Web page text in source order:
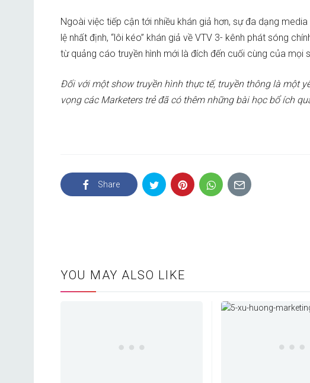
Ngoài việc tiếp cận tới nhiều khán giả hơn, sự đa dạng
lệ nhất định, “lôi kéo” khán giả về VTV 3- kênh phát sóng
từ quảng cáo truyền hình mới là đích đến cuối cùng của mọi
Đối với một show truyền hình thực tế, truyền thông là một
vọng các Marketers trẻ đã có thêm những bài học bổ ích
Share
YOU MAY ALSO LIKE